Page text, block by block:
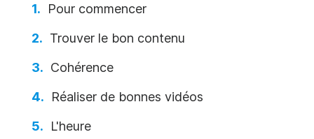
Pour commencer
Trouver le bon contenu
Cohérence
Réaliser de bonnes vidéos
L'heure